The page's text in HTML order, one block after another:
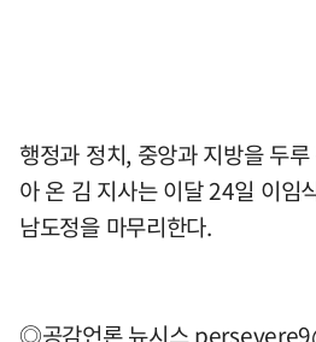
행정과 정치, 중앙과 지방을 두
아 온 김 지사는 이달 24일 이임
남도정을 마무리한다.
◎공감언론 뉴시스